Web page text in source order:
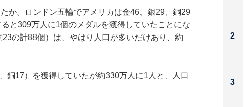
か。ロンドン五輪でアメリカは金46、銀29、銅29
と309万人に1個のメダルを獲得していたことにな
の計88個）は、やはり人口が多いだけあり、約
銅17）を獲得していたが約330万人に1人と、人口
2
3